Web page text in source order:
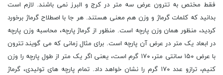
فقط مختص به تترون عرض سه متر در کرج و البرز نمی باشند. لازم است
بدانید که کلمات گرماژ و وزن هم معنی هستند. هر جا با اصطلاح گرماژ برخورد
کردید، منظور همان وزن پارچه است. منظور از گرماژ پارچه، محاسبه وزن پارچه
در ابعاد یک متر در عرض آن پارچه است. برای مثال زمانی که می گویند تترون
با عرض ١۵٠ سانتی متر، ١٧٠ گرم است، یعنی اگر یک متر از طول پارچه را وزن
کنیم، ترازو عدد ١٧٠ گرم را نشان خواهد داد. تمام پارچه های تولیدی، گرماژ